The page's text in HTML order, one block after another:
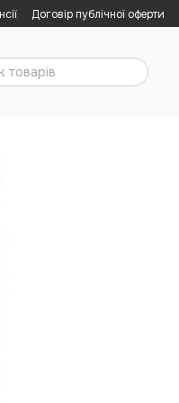
Договір публічної оферти